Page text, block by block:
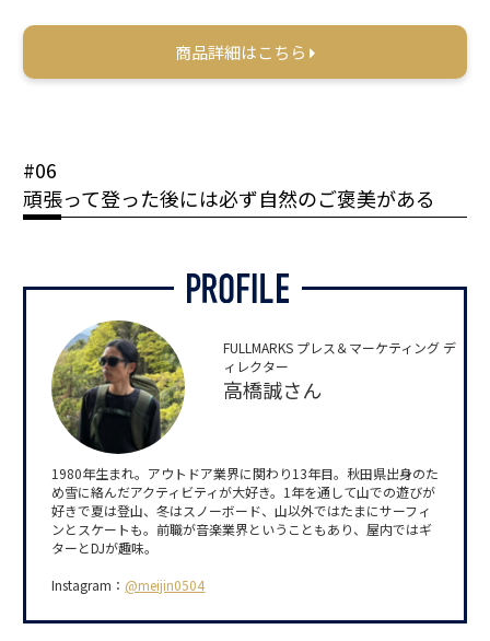
商品詳細はこちら
#06
頑張って登った後には必ず自然のご褒美がある
FULLMARKS プレス＆マーケティング デ
ィレクター
高橋誠さん
1980年生まれ。アウトドア業界に関わり13年目。秋田県出身のた
め雪に絡んだアクティビティが大好き。1年を通して山での遊びが
好きで夏は登山、冬はスノーボード、山以外ではたまにサーフィ
ンとスケートも。前職が音楽業界ということもあり、屋内ではギ
ターとDJが趣味。
Instagram： @meijin0504